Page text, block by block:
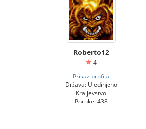
Roberto12
4
Prikaz profila
Država: Ujedinjeno
Kraljevstvo
Poruke: 438